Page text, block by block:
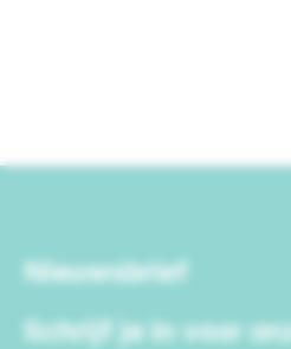
Nieuwsbrief
Schrijf je in voor